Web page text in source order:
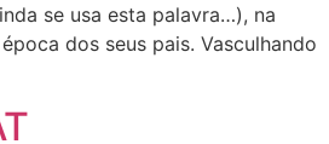
se usa esta palavra…), na
dos seus pais. Vasculhando